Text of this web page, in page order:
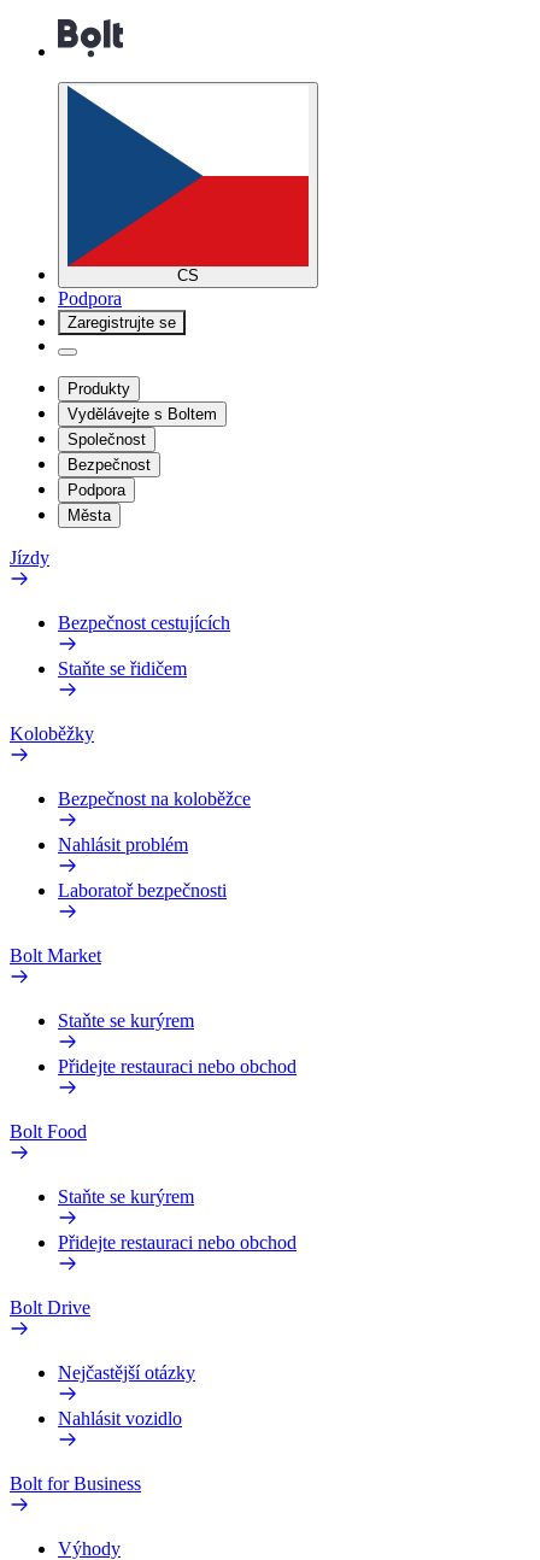
CS
Podpora
Zaregistrujte se
Produkty
Vydělávejte s Boltem
Společnost
Bezpečnost
Podpora
Města
Jízdy
Bezpečnost cestujících
Staňte se řidičem
Koloběžky
Bezpečnost na koloběžce
Nahlásit problém
Laboratoř bezpečnosti
Bolt Market
Staňte se kurýrem
Přidejte restauraci nebo obchod
Bolt Food
Staňte se kurýrem
Přidejte restauraci nebo obchod
Bolt Drive
Nejčastější otázky
Nahlásit vozidlo
Bolt for Business
Výhody